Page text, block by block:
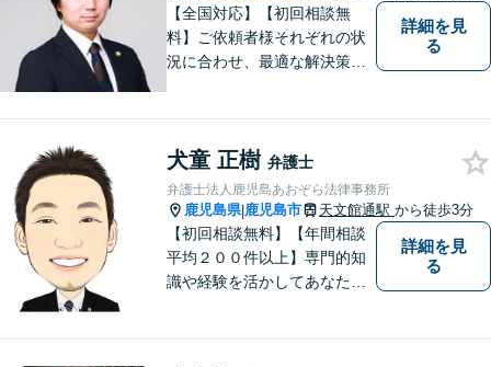
能】
【全国対応】【初回相談無
料】ご依頼者様それぞれの状
況に合わせ、最適な解決策を
き合い、解決までしっかりサ
ポートします。【電話・WEB
相談も対応可能】
詳細を見
る
犬童 正樹 弁護士
弁護士法人鹿児島あおぞら法律事務所
鹿児島県|鹿児島市 天文館通駅 から徒歩3分
【初回相談無料】【年間相談
平均２００件以上】専門的知
識や経験を活かしてあなたの
詳細を見
る